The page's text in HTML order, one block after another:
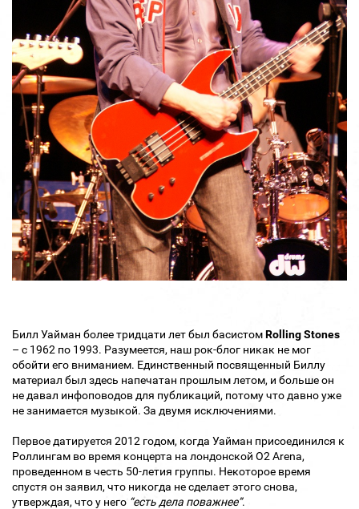
Билл Уайман более тридцати лет был басистомRolling Stones
– с 1962 по 1993. Разумеется, наш рок-блог никак не мог
обойти его вниманием. Единственный посвященный Биллу
материал был здесь напечатан прошлым летом, и больше он
не давал инфоповодов для публикаций, потому что давно уже
не занимается музыкой. За двумя исключениями.
Первое датируется 2012 годом, когда Уайман присоединился к
Роллингам во время концерта на лондонской O2 Arena,
проведенном в честь 50-летия группы. Некоторое время
спустя он заявил, что никогда не сделает этого снова,
утверждая, что у него “есть дела поважнее”.